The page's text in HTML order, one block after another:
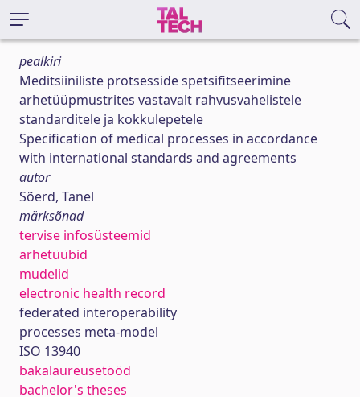
pealkiri
Meditsiiniliste protsesside spetsifitseerimine
arhetüüpmustrites vastavalt rahvusvahelistele
standarditele ja kokkulepetele
Specification of medical processes in accordance
with international standards and agreements
autor
Sõerd, Tanel
märksõnad
tervise infosüsteemid
arhetüübid
mudelid
electronic health record
federated interoperability
processes meta-model
ISO 13940
bakalaureusetööd
bachelor's theses